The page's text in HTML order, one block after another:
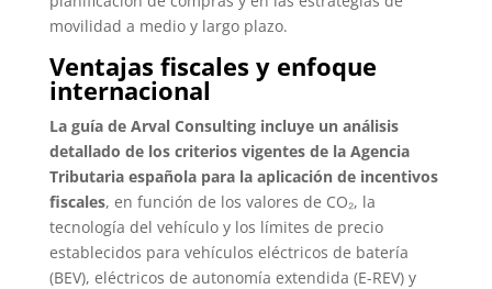
movilidad a medio y largo plazo.
Ventajas fiscales y enfoque
internacional
La guía de Arval Consulting incluye un análisis
detallado de los criterios vigentes de la Agencia
Tributaria española para la aplicación de incentivos
fiscales, en función de los valores de CO₂, la
tecnología del vehículo y los límites de precio
establecidos para vehículos eléctricos de batería
(BEV), eléctricos de autonomía extendida (E-REV) y